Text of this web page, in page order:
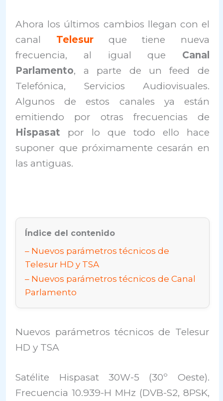
Ahora los últimos cambios llegan con el
canal Telesurque tiene nueva
frecuencia, al igual que Canal
Parlamento, a parte de un feed de
Telefónica, Servicios Audiovisuales.
Algunos de estos canales ya están
emitiendo por otras frecuencias de
Hispasat por lo que todo ello hace
suponer que próximamente cesarán en
las antiguas.
Índice del contenido
Nuevos parámetros técnicos de
Telesur HD y TSA
Nuevos parámetros técnicos de Canal
Parlamento
Nuevos parámetros técnicos de Telesur
HD y TSA
Satélite Hispasat 30W-5 (30º Oeste).
Frecuencia 10.939-H MHz (DVB-S2, 8PSK,